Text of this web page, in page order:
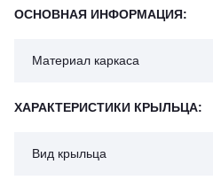
ОСНОВНАЯ ИНФОРМАЦИЯ:
Материал каркаса
ХАРАКТЕРИСТИКИ КРЫЛЬЦА:
Вид крыльца